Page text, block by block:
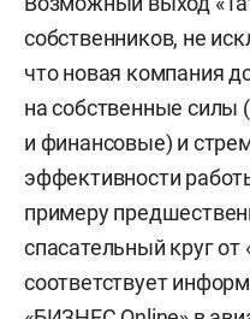
собственников, не
что новая компания
на собственные силы
и финансовые) и
эффективности
примеру
спасательный круг от
соответствует